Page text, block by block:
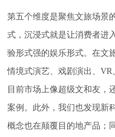
第五个维度是聚焦文旅场景
式，沉浸式就是让消费者进
验形式强的娱乐形式。在文
情境式演艺、戏剧演出、VR
目前市场上像超级文和友，
案例。此外，我们也发现新
概念也在颠覆目的地产品；